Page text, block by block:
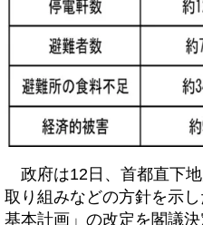
政府は12日、首都直下
取り組みなどの方針を示
基本計画」の改定を閣議決